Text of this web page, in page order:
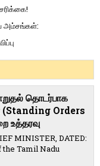
அம்சங்கள்:
தொடர்பாக
Orders
உத்தரவு
MINISTER, DATED:
the Tamil Nadu